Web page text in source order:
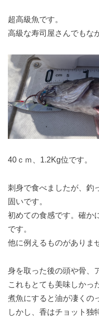
超高級魚です。
高級な寿司屋さんでもな
40ｃｍ、1.2Kg位です。
刺身で食べましたが、釣
固いです。
初めての食感です。確か
です。
他に例えるものがありま
身を取った後の頭や骨、
これもとても美味しかっ
煮魚にすると油が凄くの
しかし、香はチョット独